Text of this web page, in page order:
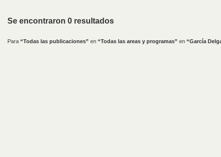
Se encontraron 0 resultados
Para “Todas las publicaciones” en “Todas las areas y programas” en “García